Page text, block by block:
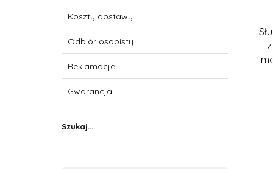
Koszty dostawy
Odbiór osobisty
Reklamacje
Gwarancja
Szukaj...